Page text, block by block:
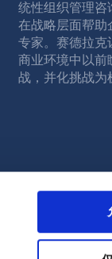
统性组织管理咨
在战略层面帮助
专家。赛德拉克
商业环境中以前
战，并化挑战为